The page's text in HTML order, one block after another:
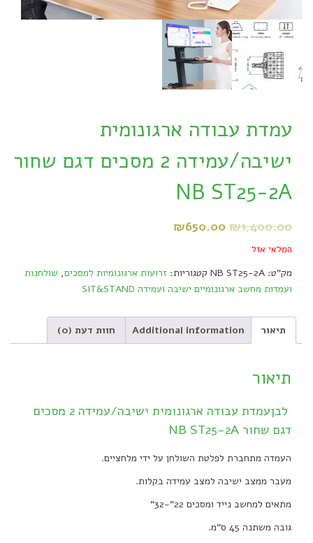
עמדת עבודה ארגונומית
ישיבה/עמידה 2 מסכים דגם שחור
NB ST25-2A
₪1,400.00
₪650.00
המלאי אזל
מק"ט: NB ST25-2A קטגוריות: זרועות ארגונומיות למסכים, שולחנות
ועמדות מחשב ארגונומיים ישיבה ועמידה SIT&STAND
תיאור Additional information חוות דעת (0)
תיאור
לבןעמדת עבודה ארגונומית ישיבה/עמידה 2 מסכים
דגם שחור NB ST25-2A
העמדה מתחברת לפלטת השולחן על ידי מלחציים.
מעבר ממצב ישיבה למצב עמידה בקלות.
מתאים למחשב נייד ומסכים 22"-32"
גובה משתנה 45 ס"מ.